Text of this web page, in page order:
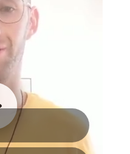
sul processo
è facile da
utilizzare per
ulteriormente la
più canali di
come WhatsApp,